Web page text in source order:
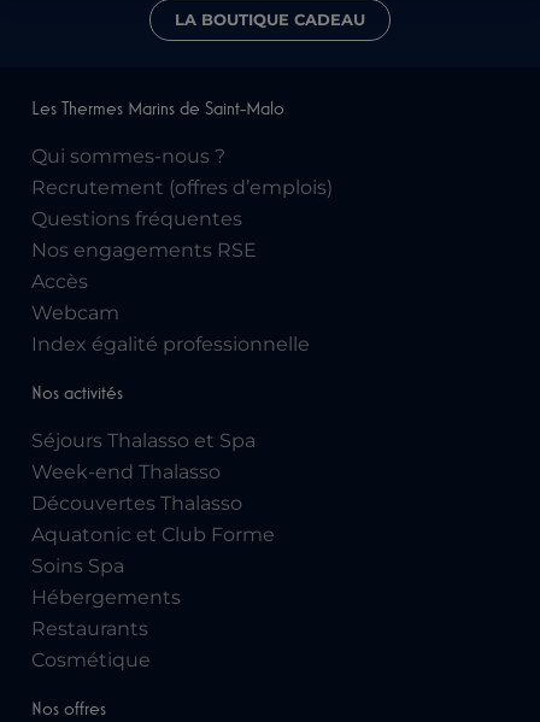
LA BOUTIQUE CADEAU
Les Thermes Marins de Saint-Malo
Qui sommes-nous ?
Recrutement (offres d’emplois)
Questions fréquentes
Nos engagements RSE
Accès
Webcam
Index égalité professionnelle
Nos activités
Séjours Thalasso et Spa
Week-end Thalasso
Découvertes Thalasso
Aquatonic et Club Forme
Soins Spa
Hébergements
Restaurants
Cosmétique
Nos offres